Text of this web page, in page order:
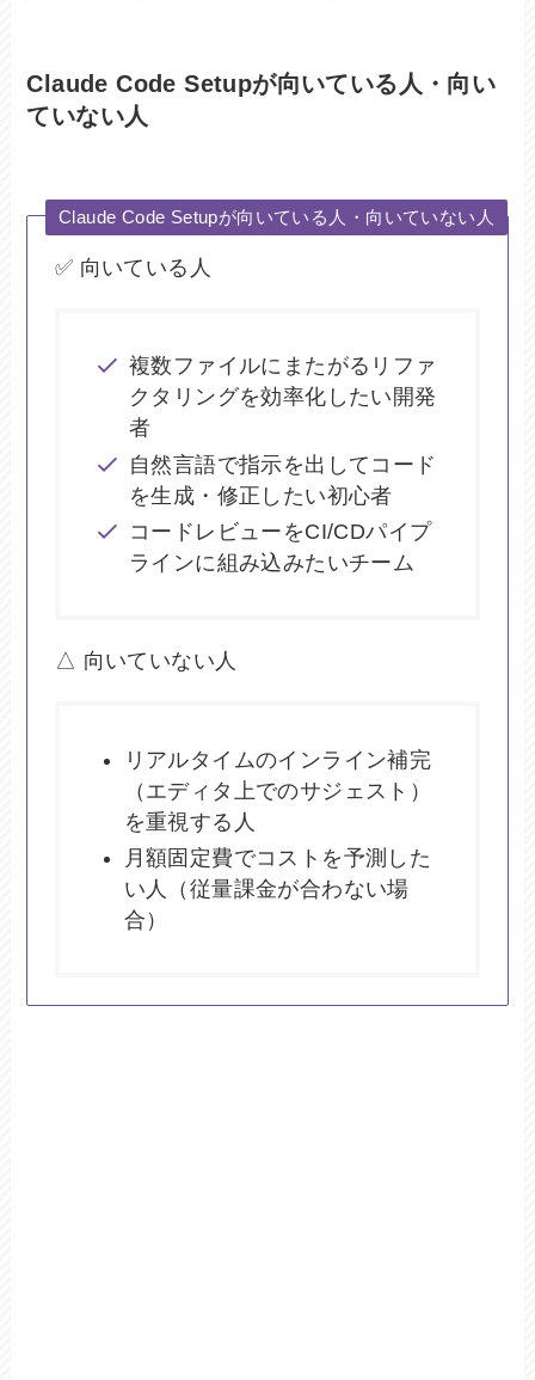
Claude Code Setupが向いている人・向い
ていない人
Claude Code Setupが向いている人・向いていない人
✅ 向いている人
複数ファイルにまたがるリファ
クタリングを効率化したい開発
者
自然言語で指示を出してコード
を生成・修正したい初心者
コードレビューをCI/CDパイプ
ラインに組み込みたいチーム
△ 向いていない人
リアルタイムのインライン補完
（エディタ上でのサジェスト）
を重視する人
月額固定費でコストを予測した
い人（従量課金が合わない場
合）